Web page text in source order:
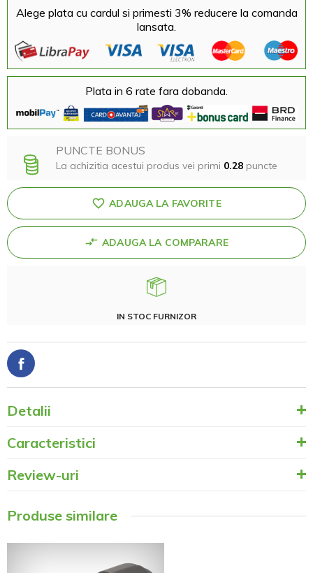
Alege plata cu cardul si primesti 3% reducere la comanda
lansata.
Plata in 6 rate fara dobanda.
PUNCTE BONUS
La achizitia acestui produs vei primi 0.28 puncte
ADAUGA LA FAVORITE
ADAUGA LA COMPARARE
IN STOC FURNIZOR
Detalii
Caracteristici
Review-uri
Produse similare